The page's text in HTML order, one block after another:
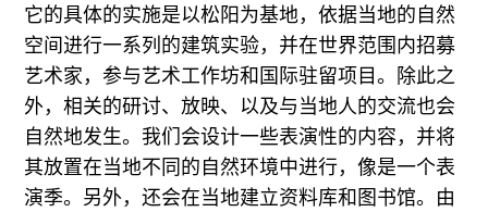
它的具体的实施是以松阳为基地，依据当地的自然
空间进行一系列的建筑实验，并在世界范围内招募
艺术家，参与艺术工作坊和国际驻留项目。除此之
外，相关的研讨、放映、以及与当地人的交流也会
自然地发生。我们会设计一些表演性的内容，并将
其放置在当地不同的自然环境中进行，像是一个表
演季。另外，还会在当地建立资料库和图书馆。由